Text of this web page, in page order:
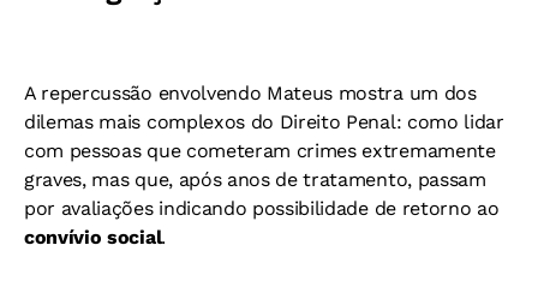
A repercussão envolvendo Mateus mostra um dos
dilemas mais complexos do Direito Penal: como lidar
com pessoas que cometeram crimes extremamente
graves, mas que, após anos de tratamento, passam
por avaliações indicando possibilidade de retorno ao
convívio social.